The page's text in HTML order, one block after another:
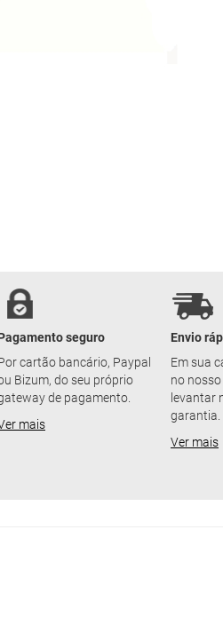
seguro
cartão bancário, Paypal
Bizum, do seu próprio
de pagamento.
mais
Envio
Em sua
no
levantar
garantia.
Ver mais